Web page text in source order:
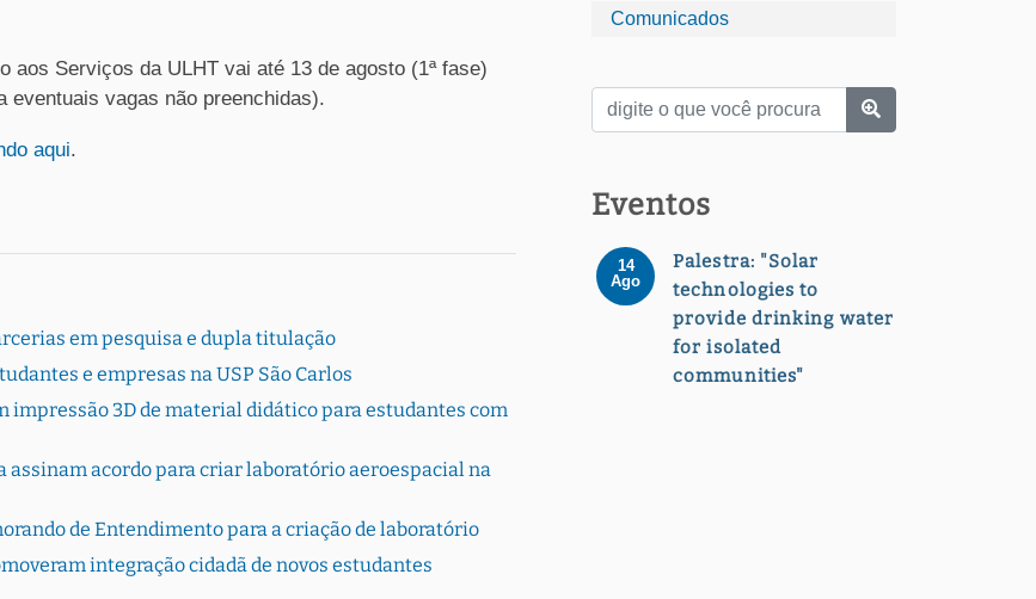
aos Serviços da ULHT vai até 13 de agosto (1ª fase)
eventuais vagas não preenchidas).
aqui.
em pesquisa e dupla titulação
e empresas na USP São Carlos
impressão 3D de material didático para estudantes com
assinam acordo para criar laboratório aeroespacial na
de Entendimento para a criação de laboratório
integração cidadã de novos estudantes
Comunicados
Eventos
14
Ago
Palestra: "Solar
technologies to
provide drinking water
for isolated
communities"